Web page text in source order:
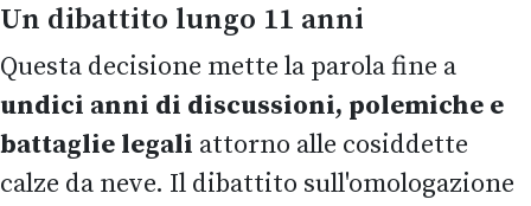
Un dibattito lungo 11 anni
Questa decisione mette la parola fine a
undici anni di discussioni, polemiche e
battaglie legali attorno alle cosiddette
calze da neve. Il dibattito sull'omologazione